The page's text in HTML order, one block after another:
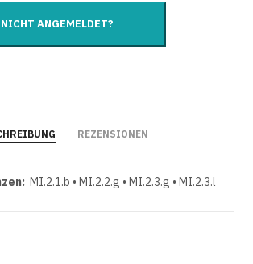
REZENSIONEN
MI.2.1.b • MI.2.2.g • MI.2.3.g • MI.2.3.l